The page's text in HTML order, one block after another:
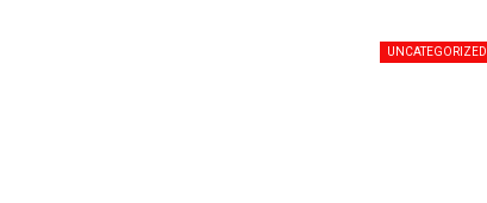
UNCATEGORIZED